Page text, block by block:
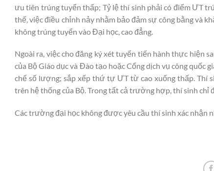
ưu tiên trúng tuyển thấp; Tỷ lệ thí sinh phải có điểm ƯT
thế, việc điều chỉnh nảy nhằm bảo đảm sự công bằng và
không trúng tuyển vào Đại học, cao đẳng.
Ngoài ra, việc cho đăng ký xét tuyển tiến hành thực hiện
của Bộ Giáo dục và Đào tạo hoặc Cổng dịch vụ công
chế số lượng; sắp xếp thứ tự ƯT từ cao xuống thấp. Thí
trên hệ thống của Bộ. Trong tất cả trường hợp, thí sinh
Các trường đại học không được yêu cầu thí sinh xác nhận